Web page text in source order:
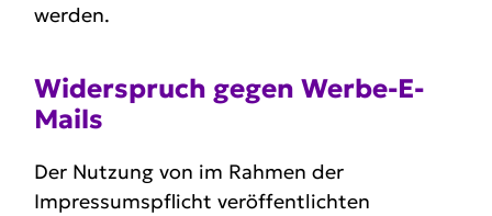
werden.
Wider­spruch gegen Werbe-E-
Mails
Der Nutzung von im Rahmen der
Impressumspflicht veröffentlichten